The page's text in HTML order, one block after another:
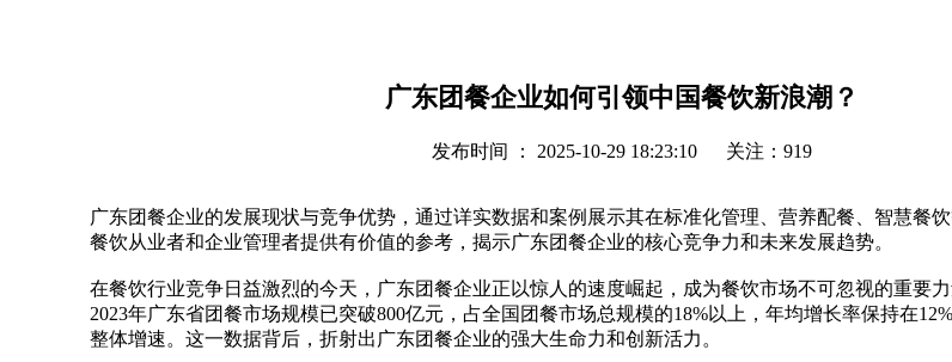
广东团餐企业如何引领中国餐饮新浪潮？
发布时间 ： 2025-10-29 18:23:10 关注：919
广东团餐企业的发展现状与竞争优势，通过详实数据和案例展示其在标准化管理、营养配餐、智慧餐
餐饮从业者和企业管理者提供有价值的参考，揭示广东团餐企业的核心竞争力和未来发展趋势。
在餐饮行业竞争日益激烈的今天，广东团餐企业正以惊人的速度崛起，成为餐饮市场不可忽视的重要力
2023年广东省团餐市场规模已突破800亿元，占全国团餐市场总规模的18%以上，年均增长率保持在
整体增速。这一数据背后，折射出广东团餐企业的强大生命力和创新活力。